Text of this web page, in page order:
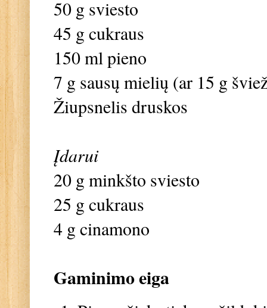
50 g sviesto
45 g cukraus
150 ml pieno
7 g sausų mielių (ar 15 g
Žiupsnelis druskos
Įdarui
20 g minkšto sviesto
25 g cukraus
4 g cinamono
Gaminimo eiga